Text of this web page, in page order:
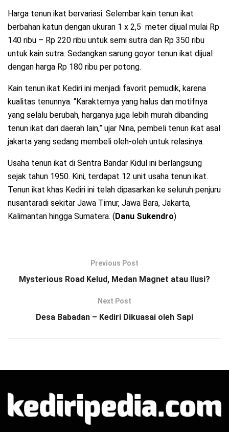
Harga tenun ikat bervariasi. Selembar kain tenun ikat
berbahan katun dengan ukuran 1 x 2,5 meter dijual mulai Rp
140 ribu – Rp 220 ribu untuk semi sutra dan Rp 350 ribu
untuk kain sutra. Sedangkan sarung goyor tenun ikat dijual
dengan harga Rp 180 ribu per potong.
Kain tenun ikat Kediri ini menjadi favorit pemudik, karena
kualitas tenunnya. “Karakternya yang halus dan motifnya
yang selalu berubah, harganya juga lebih murah dibanding
tenun ikat dari daerah lain,” ujar Nina, pembeli tenun ikat asal
jakarta yang sedang membeli oleh-oleh untuk relasinya.
Usaha tenun ikat di Sentra Bandar Kidul ini berlangsung
sejak tahun 1950. Kini, terdapat 12 unit usaha tenun ikat.
Tenun ikat khas Kediri ini telah dipasarkan ke seluruh penjuru
nusantaradi sekitar Jawa Timur, Jawa Bara, Jakarta,
Kalimantan hingga Sumatera. (Danu Sukendro)
Previous Post
Mysterious Road Kelud, Medan Magnet atau Ilusi?
Next Post
Desa Babadan – Kediri Dikuasai oleh Sapi